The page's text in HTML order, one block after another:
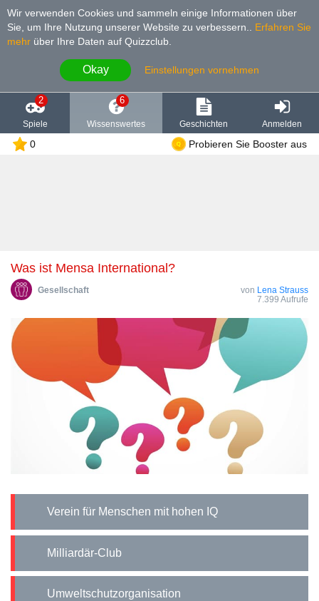
Wir verwenden Cookies und sammeln einige Informationen über
Sie, um Ihre Nutzung unserer Website zu verbessern.
Erfahren Sie
mehr über Ihre Daten auf Quizzclub.
Okay Einstellungen vornehmen
2
Spiele
6
Wissenswertes Geschichten Anmelden
0 Probieren Sie Booster aus
Was ist Mensa International?
Gesellschaft von Lena Strauss
7.399 Aufrufe
Verein für Menschen mit hohen IQ
Milliardär-Club
Umweltschutzorganisation